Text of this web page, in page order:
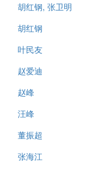
胡红钢, 张卫明
胡红钢
叶民友
赵爱迪
赵峰
汪峰
董振超
张海江